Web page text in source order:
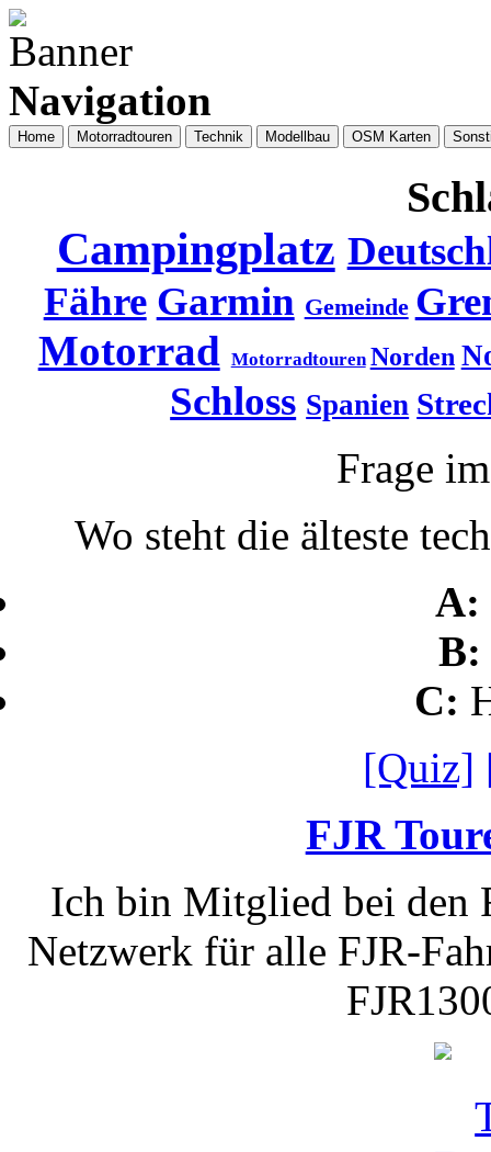
Navigation
Home Motorradtouren Technik Modellbau OSM Karten
Campingplatz
Fähre Garmin Gemeinde
Motorrad Motorradtouren Norden
Schloss Spanien
Frage
Wo steht die älteste
A:
B:
C:
[Quiz]
FJR
Ich bin Mitglied bei den
Netzwerk für alle FJR-